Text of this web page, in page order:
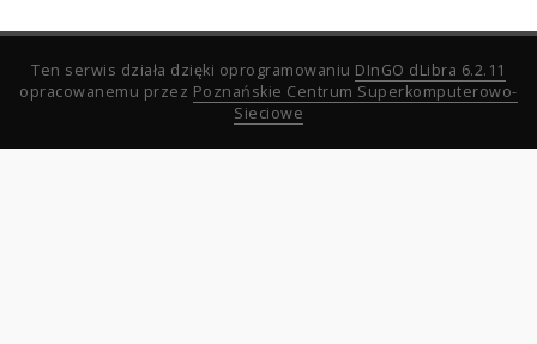
Ten serwis działa dzięki oprogramowaniu DInGO dLibra 6.2.11
opracowanemu przez Poznańskie Centrum Superkomputerowo-
Sieciowe